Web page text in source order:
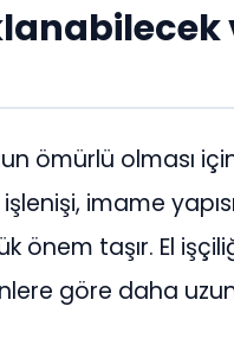
ömürlü olması
imame
önem taşır. El
göre daha